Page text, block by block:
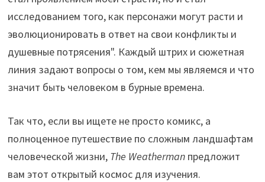
исследованием того, как персонажи могут расти и
эволюционировать в ответ на свои конфликты и
душевные потрясения". Каждый штрих и сюжетная
линия задают вопросы о том, кем мы являемся и что
значит быть человеком в бурные времена.
Так что, если вы ищете не просто комикс, а
полноценное путешествие по сложным ландшафтам
человеческой жизни, The Weatherman предложит
вам этот открытый космос для изучения.